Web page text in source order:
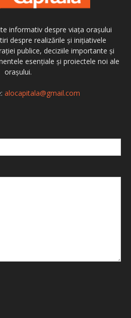
informativ despre viața orașului
despre realizările și inițiativele
publice, deciziile importante și
esențiale și proiectele noi ale
orașului.
alocapitala@gmail.com